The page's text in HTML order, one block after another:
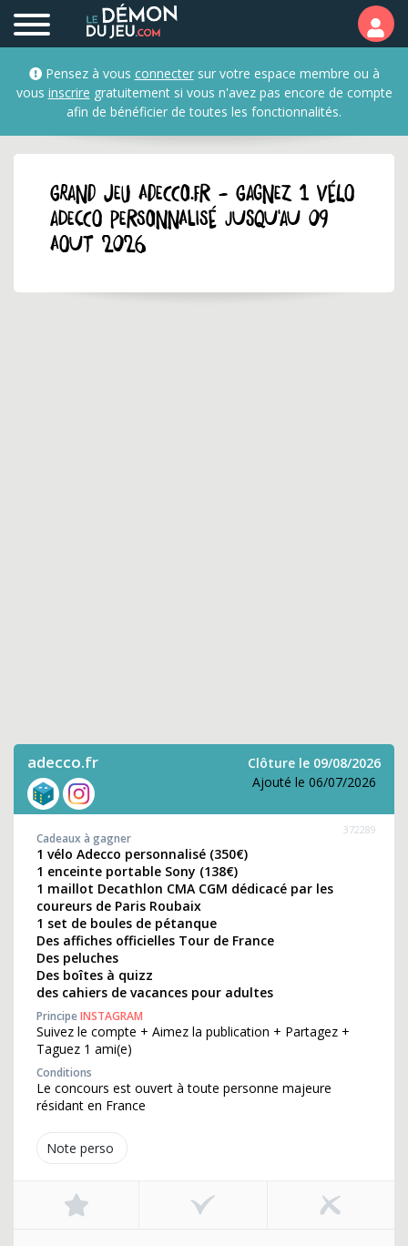
Pensez à vous connectersur votre espace membre ou à
vous inscrire gratuitement si vous n'avez pas encore de compte
afin de bénéficier de toutes les fonctionnalités.
GRAND JEU adecco.fr - Gagnez 1 vélo
Adecco personnalisé jusqu'au 09
aout 2026
adecco.fr
Clôture le 09/08/2026
Ajouté le 06/07/2026
Note perso
372289
Cadeaux à gagner
1 vélo Adecco personnalisé (350€)
1 enceinte portable Sony (138€)
1 maillot Decathlon CMA CGM dédicacé par les
coureurs de Paris Roubaix
1 set de boules de pétanque
Des affiches officielles Tour de France
Des peluches
Des boîtes à quizz
des cahiers de vacances pour adultes
PrincipeINSTAGRAM
Suivez le compte + Aimez la publication + Partagez +
Taguez 1 ami(e)
Conditions
Le concours est ouvert à toute personne majeure
résidant en France